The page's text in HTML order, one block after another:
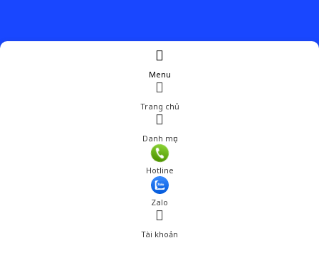
Menu
Trang chủ
Danh mục
Hotline
Zalo
Tài khoản